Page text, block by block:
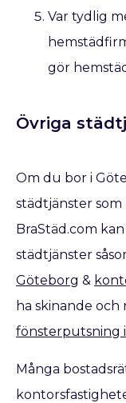
Var tydlig
gör
Övriga
Om du bor i
städtjänster
BraStäd.com
städtjänster
Göteborg &
ha skinande och
fönsterputsning
Många